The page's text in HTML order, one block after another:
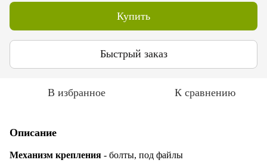
Купить
Быстрый заказ
В избранное К сравнению
Описание
Механизм крепления - болты, под файлы